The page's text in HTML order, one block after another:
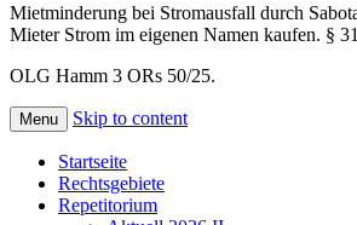
Mietminderung bei Stromausfall durch
Mieter Strom im eigenen Namen kaufen. §
OLG Hamm 3 ORs 50/25.
Menu Skip to content
Startseite
Rechtsgebiete
Repetitorium